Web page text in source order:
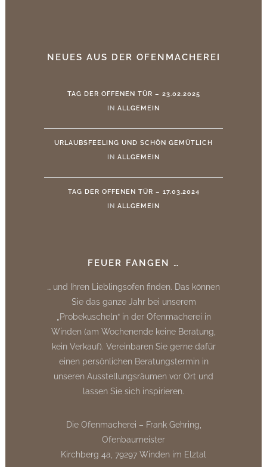
NEUES AUS DER OFENMACHEREI
TAG DER OFFENEN TÜR – 23.02.2025
IN ALLGEMEIN
URLAUBSFEELING UND SCHÖN GEMÜTLICH
IN ALLGEMEIN
TAG DER OFFENEN TÜR – 17.03.2024
IN ALLGEMEIN
FEUER FANGEN …
… und Ihren Lieblingsofen finden. Das können
Sie das ganze Jahr bei unserem
„Probekuscheln“ in der Ofenmacherei in
Winden (am Wochenende keine Beratung,
kein Verkauf). Vereinbaren Sie gerne dafür
einen persönlichen Beratungstermin in
unseren Ausstellungsräumen vor Ort und
lassen Sie sich inspirieren.
Die Ofenmacherei – Frank Gehring,
Ofenbaumeister
Kirchberg 4a, 79297 Winden im Elztal